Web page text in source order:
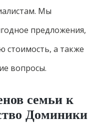
Мы
предложения,
стоимость, а также
вопросы.
семьи к
Доминики